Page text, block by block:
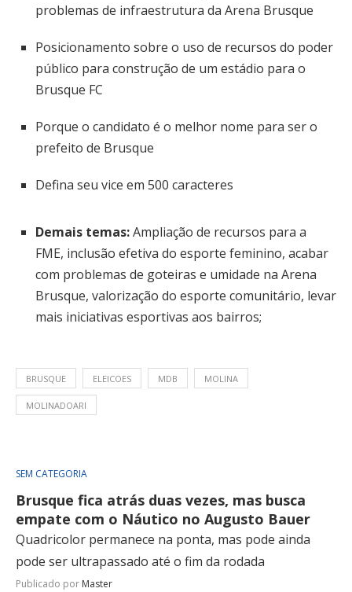
problemas de infraestrutura da Arena Brusque
Posicionamento sobre o uso de recursos do poder
público para construção de um estádio para o
Brusque FC
Porque o candidato é o melhor nome para ser o
prefeito de Brusque
Defina seu vice em 500 caracteres
Demais temas:Ampliação de recursos para a
FME, inclusão efetiva do esporte feminino, acabar
com problemas de goteiras e umidade na Arena
Brusque, valorização do esporte comunitário, levar
mais iniciativas esportivas aos bairros;
BRUSQUE ELEICOES MDB MOLINA
MOLINADOARI
SEM CATEGORIA
Brusque fica atrás duas vezes, mas busca
empate com o Náutico no Augusto Bauer
Quadricolor permanece na ponta, mas pode ainda
pode ser ultrapassado até o fim da rodada
Publicado por Master